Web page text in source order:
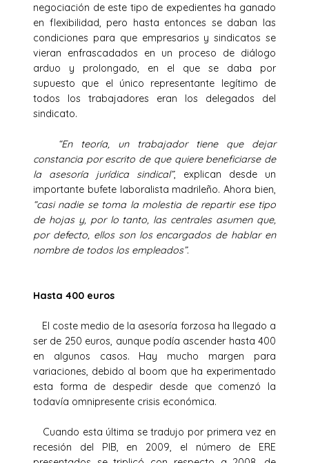
negociación de este tipo de expedientes ha ganado
en flexibilidad, pero hasta entonces se daban las
condiciones para que empresarios y sindicatos se
vieran enfrascadados en un proceso de diálogo
arduo y prolongado, en el que se daba por
supuesto que el único representante legítimo de
todos los trabajadores eran los delegados del
sindicato.
“En teoría, un trabajador tiene que dejar
constancia por escrito de que quiere beneficiarse de
la asesoría jurídica sindical”, explican desde un
importante bufete laboralista madrileño. Ahora bien,
“casi nadie se toma la molestia de repartir ese tipo
de hojas y, por lo tanto, las centrales asumen que,
por defecto, ellos son los encargados de hablar en
nombre de todos los empleados”.
Hasta 400 euros
El coste medio de la asesoría forzosa ha llegado a
ser de 250 euros, aunque podía ascender hasta 400
en algunos casos. Hay mucho margen para
variaciones, debido al boom que ha experimentado
esta forma de despedir desde que comenzó la
todavía omnipresente crisis económica.
Cuando esta última se tradujo por primera vez en
recesión del PIB, en 2009, el número de ERE